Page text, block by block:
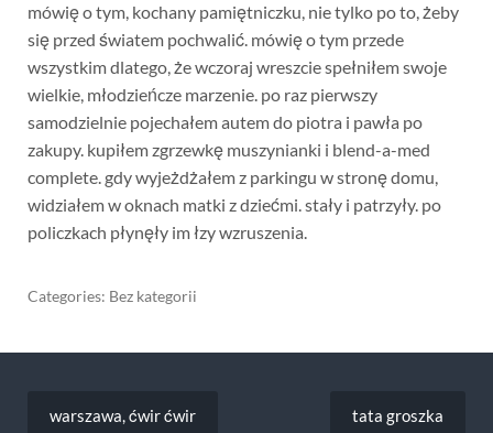
mówię o tym, kochany pamiętniczku, nie tylko po to, żeby
się przed światem pochwalić. mówię o tym przede
wszystkim dlatego, że wczoraj wreszcie spełniłem swoje
wielkie, młodzieńcze marzenie. po raz pierwszy
samodzielnie pojechałem autem do piotra i pawła po
zakupy. kupiłem zgrzewkę muszynianki i blend-a-med
complete. gdy wyjeżdżałem z parkingu w stronę domu,
widziałem w oknach matki z dziećmi. stały i patrzyły. po
policzkach płynęły im łzy wzruszenia.
Categories: Bez kategorii
wpisu
warszawa, ćwir ćwir tata groszka